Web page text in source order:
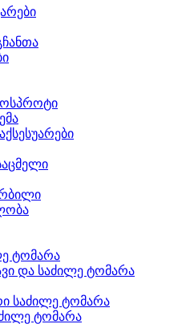
ტომარა
და საძილე ტომარა
საძილე ტომარა
ტომარა